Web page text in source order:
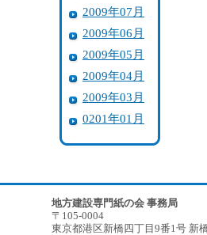
2009年07月
2009年06月
2009年05月
2009年04月
2009年03月
0201年01月
地方建設専門紙の会 事務局
〒105-0004
東京都港区新橋四丁目9番1号 新